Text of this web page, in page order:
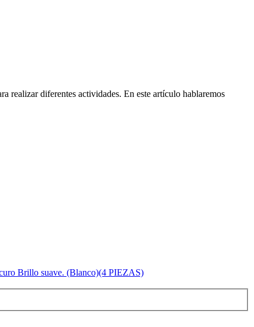
realizar diferentes actividades. En este artículo hablaremos
Brillo suave. (Blanco)(4 PIEZAS)